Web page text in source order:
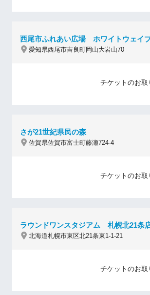
西尾市ふれあい広場 ホワイトウェイ
愛知県西尾市吉良町岡山大岩山70
チケットのお
さが21世紀県民の森
佐賀県佐賀市富士町藤瀬724-4
チケットのお
ラウンドワンスタジアム 札幌北21条
北海道札幌市東区北21条東1-1-21
チケットのお